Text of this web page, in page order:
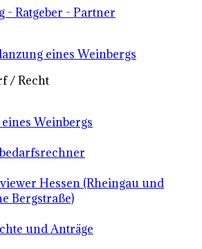
- Ratgeber - Partner
eines Weinbergs
/ Recht
Weinbergs
Hessen (Rheingau und
Bergstraße)
und Anträge